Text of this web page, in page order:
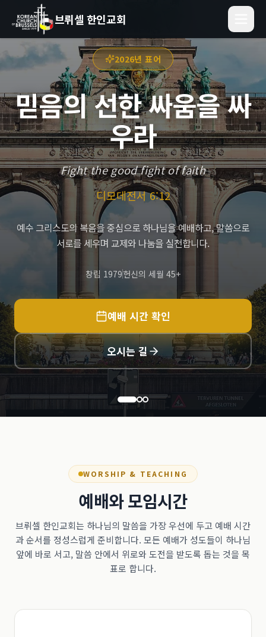
브뤼셀 한인교회
2026년 표어
믿음의 선한 싸움을 싸
우라
Fight the good fight of faith
디모데전서 6:12
예수 그리스도의 복음을 중심으로 하나님을 예배하고, 말씀으로
서로를 세우며 교제와 나눔을 실천합니다.
창립 1979헌신의 세월 45+
예배 시간 확인
오시는 길
WORSHIP & TEACHING
예배와 모임시간
브뤼셀 한인교회는 하나님의 말씀을 가장 우선에 두고 예배 시간
과 순서를 정성스럽게 준비합니다. 모든 예배가 성도들이 하나님
앞에 바로 서고, 말씀 안에서 위로와 도전을 받도록 돕는 것을 목
표로 합니다.